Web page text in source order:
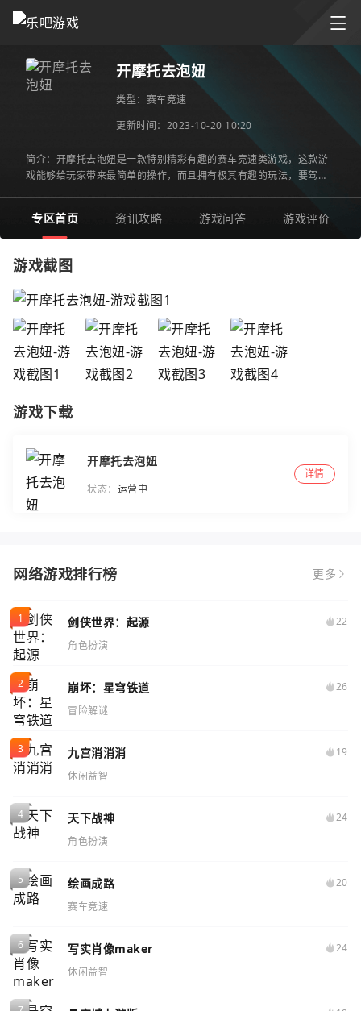
开摩托去泡妞
类型： 赛车竞速
更新时间：2023-10-20 10:20
简介：开摩托去泡妞是一款特别精彩有趣的赛车竞速类游戏，这款游
戏能够给玩家带来最简单的操作，而且拥有极其有趣的玩法，要驾驶
专区首页 资讯攻略 游戏问答 游戏评价
游戏截图
游戏下载
开摩托去泡妞
状态： 运营中
详情
网络游戏排行榜 更多
剑侠世界：起源
22
角色扮演
崩坏：星穹铁道
26
冒险解谜
九宫消消消
19
休闲益智
天下战神
24
角色扮演
绘画成路
20
赛车竞速
写实肖像maker
24
休闲益智